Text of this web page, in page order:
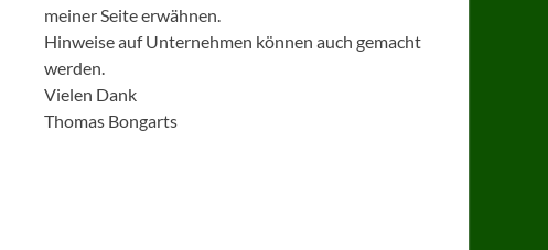
meiner Seite erwähnen.
Hinweise auf Unternehmen können auch gemacht
werden.
Vielen Dank
Thomas Bongarts